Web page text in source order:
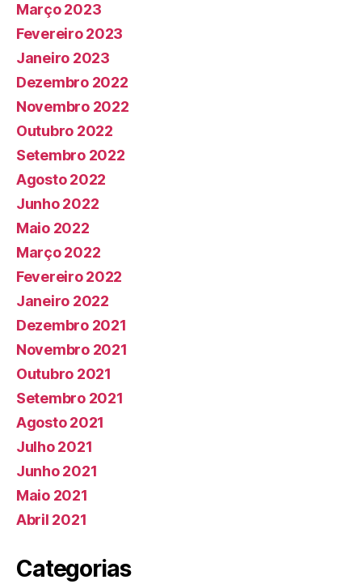
Março 2023
Fevereiro 2023
Janeiro 2023
Dezembro 2022
Novembro 2022
Outubro 2022
Setembro 2022
Agosto 2022
Junho 2022
Maio 2022
Março 2022
Fevereiro 2022
Janeiro 2022
Dezembro 2021
Novembro 2021
Outubro 2021
Setembro 2021
Agosto 2021
Julho 2021
Junho 2021
Maio 2021
Abril 2021
Categorias